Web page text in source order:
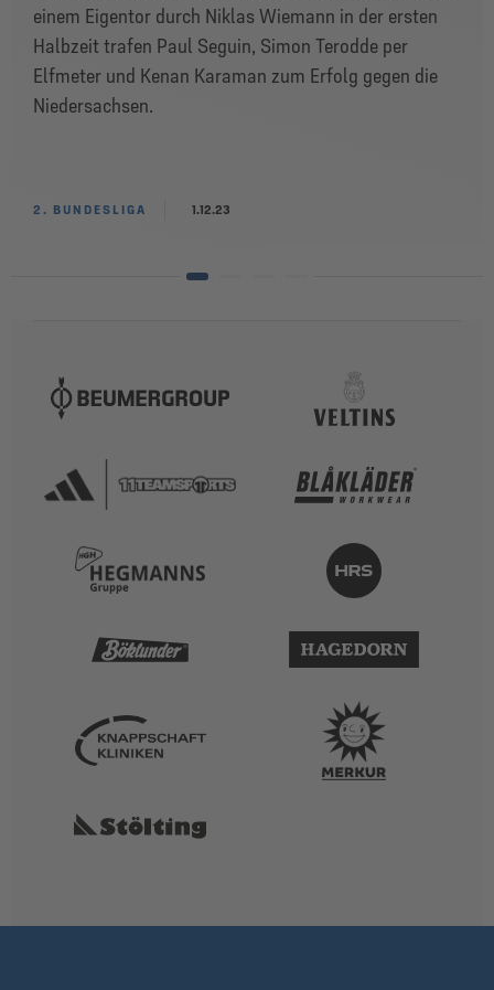
einem Eigentor durch Niklas Wiemann in der ersten
Halbzeit trafen Paul Seguin, Simon Terodde per
Elfmeter und Kenan Karaman zum Erfolg gegen die
Niedersachsen.
2. BUNDESLIGA 1.12.23